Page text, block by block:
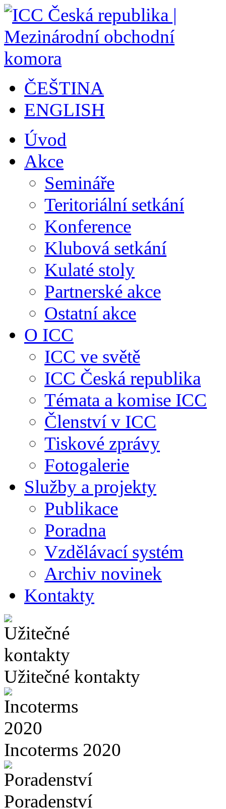
ČEŠTINA
ENGLISH
Úvod
Akce
Semináře
Teritoriální setkání
Konference
Klubová setkání
Kulaté stoly
Partnerské akce
Ostatní akce
O ICC
ICC ve světě
ICC Česká republika
Témata a komise ICC
Členství v ICC
Tiskové zprávy
Fotogalerie
Služby a projekty
Publikace
Poradna
Vzdělávací systém
Archiv novinek
Kontakty
Užitečné kontakty
Incoterms 2020
Poradenství